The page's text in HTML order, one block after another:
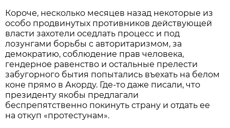
Короче, несколько месяцев назад некоторые из
особо продвинутых противников действующей
власти захотели оседлать процесс и под
лозунгами борьбы с авторитаризмом, за
демократию, соблюдение прав человека,
гендерное равенство и остальные прелести
забугорного бытия попытались въехать на белом
коне прямо в Акорду. Где-то даже писали, что
президенту якобы предлагали
беспрепятственно покинуть страну и отдать ее
на откуп «протестунам».